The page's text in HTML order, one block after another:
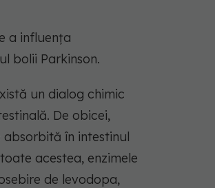
a influența
bolii Parkinson.
un dialog chimic
De obicei,
în intestinul
acestea, enzimele
de levodopa,